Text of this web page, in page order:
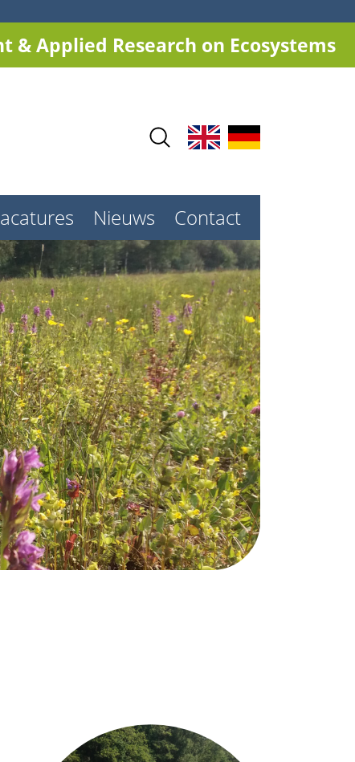
Applied Research on Ecosystems
Contact
Nieuws